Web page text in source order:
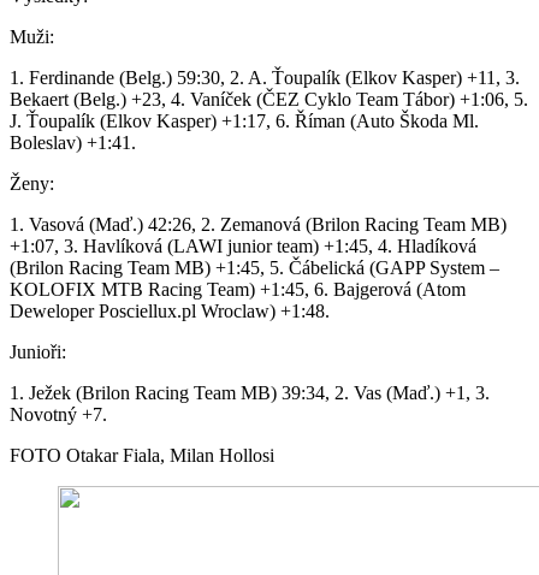
Muži:
1. Ferdinande (Belg.) 59:30, 2. A. Ťoupalík (Elkov Kasper) +11, 3.
Bekaert (Belg.) +23, 4. Vaníček (ČEZ Cyklo Team Tábor) +1:06, 5.
J. Ťoupalík (Elkov Kasper) +1:17, 6. Říman (Auto Škoda Ml.
Boleslav) +1:41.
Ženy:
1. Vasová (Maď.) 42:26, 2. Zemanová (Brilon Racing Team MB)
+1:07, 3. Havlíková (LAWI junior team) +1:45, 4. Hladíková
(Brilon Racing Team MB) +1:45, 5. Čábelická (GAPP System –
KOLOFIX MTB Racing Team) +1:45, 6. Bajgerová (Atom
Deweloper Posciellux.pl Wroclaw) +1:48.
Junioři:
1. Ježek (Brilon Racing Team MB) 39:34, 2. Vas (Maď.) +1, 3.
Novotný +7.
FOTO Otakar Fiala, Milan Hollosi